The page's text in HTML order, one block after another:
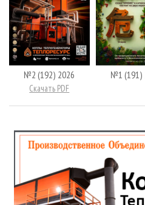
№2 (192) 2026
Скачать PDF
№1 (191)